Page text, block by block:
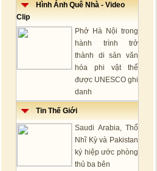
Hình Ảnh Quê Nhà - Video
Clip
Phở Hà Nội trong
hành trình trở
thành di sản văn
hóa phi vật thể
được UNESCO ghi
danh
Tin Thế Giới
Saudi Arabia, Thổ
Nhĩ Kỳ và Pakistan
ký hiệp ước phòng
thủ ba bên